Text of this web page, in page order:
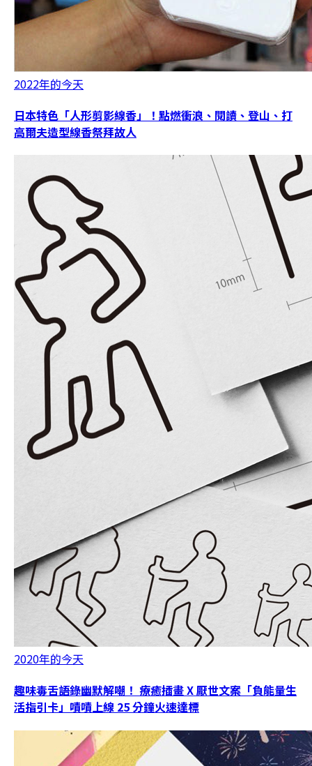
2022年的今天
日本特色「人形剪影線香」！點燃衝浪、閱讀、登山、打
高爾夫造型線香祭拜故人
2020年的今天
趣味毒舌語錄幽默解嘲！ 療癒插畫 X 厭世文案「負能量生
活指引卡」嘖嘖上線 25 分鐘火速達標